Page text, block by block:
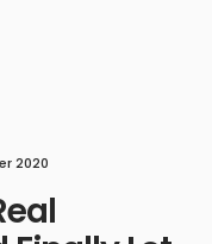
2020